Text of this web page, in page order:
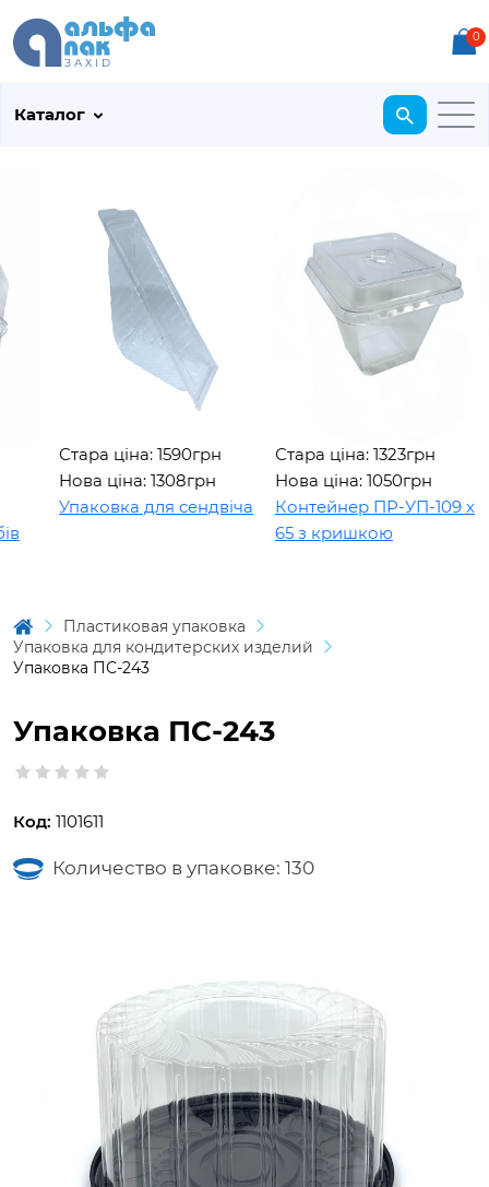
0
Каталог
Стара ціна: 1590грн
Нова ціна: 1308грн
Упаковка для сендвіча
Стара ціна: 1323грн
Нова ціна: 1050грн
Контейнер ПР-УП-109 х
65 з кришкою
Пластиковая упаковка
Упаковка для кондитерских изделий
Упаковка ПС-243
Упаковка ПС-243
Код: 1101611
Количество в упаковке: 130